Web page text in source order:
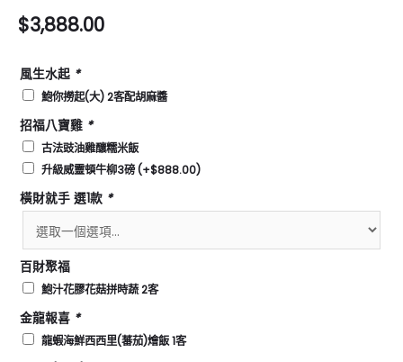
$3,888.00
風生水起 *
鮑你撈起(大) 2客配胡麻醬
招福八寶雞 *
古法豉油雞釀糯米飯
升級威靈頓牛柳3磅(+$888.00)
橫財就手 選1款 *
百財聚福
鮑汁花膠花菇拼時蔬 2客
金龍報喜 *
龍蝦海鮮西西里(蕃茄)燴飯 1客